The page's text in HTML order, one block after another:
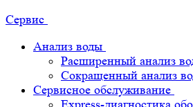
Сервис
Анализ воды
Расширенный анализ
Сокращенный анализ
Сервисное обслуживание
Express-диагностика